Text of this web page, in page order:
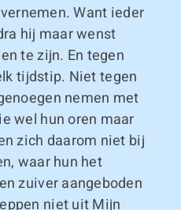
Want ieder
hij maar wenst
te zijn. En tegen
tijdstip. Niet tegen
nemen met
wel hun oren maar
zich daarom niet bij
waar hun het
zuiver aangeboden
niet uit Mijn